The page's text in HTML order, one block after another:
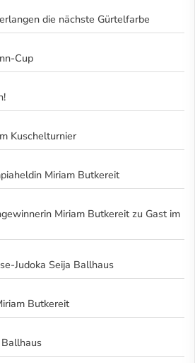
die nächste Gürtelfarbe
Cup
Kuschelturnier
Miriam Butkereit
Miriam Butkereit zu Gast im
Judoka Seija Ballhaus
Butkereit